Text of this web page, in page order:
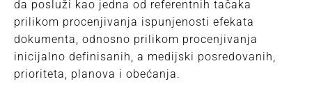
da posluži kao jedna od referentnih tačaka
prilikom procenjivanja ispunjenosti efekata
dokumenta, odnosno prilikom procenjivanja
inicijalno definisanih, a medijski posredovanih,
prioriteta, planova i obećanja.